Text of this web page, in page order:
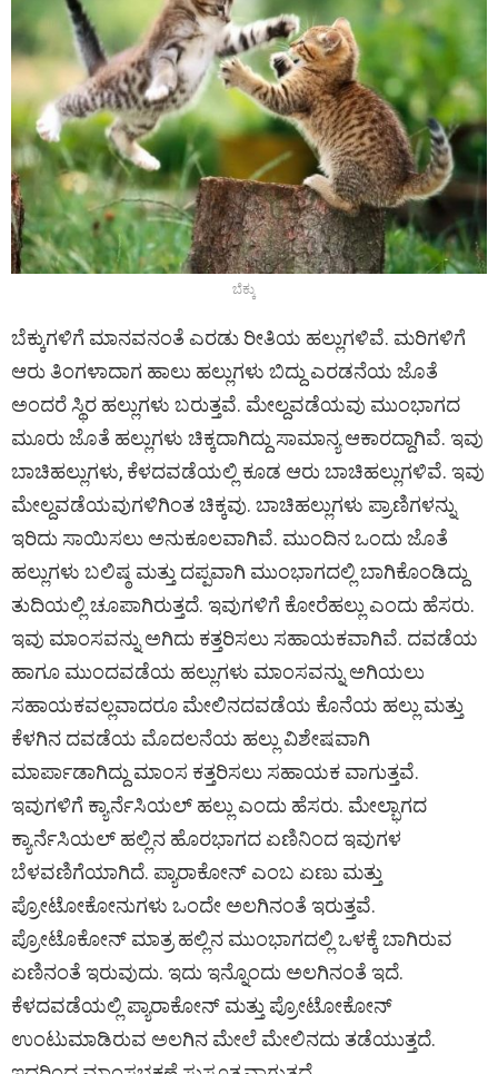
ಬೆಕ್ಕು
ಬೆಕ್ಕುಗಳಿಗೆ ಮಾನವನಂತೆ ಎರಡು ರೀತಿಯ ಹಲ್ಲುಗಳಿವೆ. ಮರಿಗಳಿಗೆ
ಆರು ತಿಂಗಳಾದಾಗ ಹಾಲು ಹಲ್ಲುಗಳು ಬಿದ್ದು ಎರಡನೆಯ ಜೊತೆ
ಅಂದರೆ ಸ್ಥಿರ ಹಲ್ಲುಗಳು ಬರುತ್ತವೆ. ಮೇಲ್ದವಡೆಯವು ಮುಂಭಾಗದ
ಮೂರು ಜೊತೆ ಹಲ್ಲುಗಳು ಚಿಕ್ಕದಾಗಿದ್ದು ಸಾಮಾನ್ಯ ಆಕಾರದ್ದಾಗಿವೆ. ಇವು
ಬಾಚಿಹಲ್ಲುಗಳು, ಕೆಳದವಡೆಯಲ್ಲಿ ಕೂಡ ಆರು ಬಾಚಿಹಲ್ಲುಗಳಿವೆ. ಇವು
ಮೇಲ್ದವಡೆಯವುಗಳಿಗಿಂತ ಚಿಕ್ಕವು. ಬಾಚಿಹಲ್ಲುಗಳು ಪ್ರಾಣಿಗಳನ್ನು
ಇರಿದು ಸಾಯಿಸಲು ಅನುಕೂಲವಾಗಿವೆ. ಮುಂದಿನ ಒಂದು ಜೊತೆ
ಹಲ್ಲುಗಳು ಬಲಿಷ್ಠ ಮತ್ತು ದಪ್ಪವಾಗಿ ಮುಂಭಾಗದಲ್ಲಿ ಬಾಗಿಕೊಂಡಿದ್ದು
ತುದಿಯಲ್ಲಿ ಚೂಪಾಗಿರುತ್ತದೆ. ಇವುಗಳಿಗೆ ಕೋರೆಹಲ್ಲು ಎಂದು ಹೆಸರು.
ಇವು ಮಾಂಸವನ್ನು ಅಗಿದು ಕತ್ತರಿಸಲು ಸಹಾಯಕವಾಗಿವೆ. ದವಡೆಯ
ಹಾಗೂ ಮುಂದವಡೆಯ ಹಲ್ಲುಗಳು ಮಾಂಸವನ್ನು ಅಗಿಯಲು
ಸಹಾಯಕವಲ್ಲವಾದರೂ ಮೇಲಿನದವಡೆಯ ಕೊನೆಯ ಹಲ್ಲು ಮತ್ತು
ಕೆಳಗಿನ ದವಡೆಯ ಮೊದಲನೆಯ ಹಲ್ಲು ವಿಶೇಷವಾಗಿ
ಮಾರ್ಪಾಡಾಗಿದ್ದು ಮಾಂಸ ಕತ್ತರಿಸಲು ಸಹಾಯಕ ವಾಗುತ್ತವೆ.
ಇವುಗಳಿಗೆ ಕ್ಯಾರ್ನೆಸಿಯಲ್ ಹಲ್ಲು ಎಂದು ಹೆಸರು. ಮೇಲ್ಭಾಗದ
ಕ್ಯಾರ್ನೆಸಿಯಲ್ ಹಲ್ಲಿನ ಹೊರಭಾಗದ ಏಣಿನಿಂದ ಇವುಗಳ
ಬೆಳವಣಿಗೆಯಾಗಿದೆ. ಪ್ಯಾರಾಕೋನ್ ಎಂಬ ಏಣು ಮತ್ತು
ಪ್ರೋಟೋಕೋನುಗಳು ಒಂದೇ ಅಲಗಿನಂತೆ ಇರುತ್ತವೆ.
ಪ್ರೋಟೊಕೋನ್ ಮಾತ್ರ ಹಲ್ಲಿನ ಮುಂಭಾಗದಲ್ಲಿ ಒಳಕ್ಕೆ ಬಾಗಿರುವ
ಏಣಿನಂತೆ ಇರುವುದು. ಇದು ಇನ್ನೊಂದು ಅಲಗಿನಂತೆ ಇದೆ.
ಕೆಳದವಡೆಯಲ್ಲಿ ಪ್ಯಾರಾಕೋನ್ ಮತ್ತು ಪ್ರೋಟೋಕೋನ್
ಉಂಟುಮಾಡಿರುವ ಅಲಗಿನ ಮೇಲೆ ಮೇಲಿನದು ತಡೆಯುತ್ತದೆ.